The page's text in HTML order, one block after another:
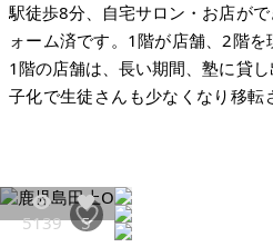
駅徒歩8分、自宅サロン・お店が
ォーム済です。1階が店舗、2階を
1階の店舗は、長い期間、塾に貸
子化で生徒さんも少なくなり移転
す。自宅も今後は他県へ転出予定
物は築36年ですが、外壁はR5年9
の2階建てです。自宅サロンを始
5139 5